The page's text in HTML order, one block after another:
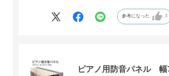
参考になった 3
ピアノ用防音パネル 幅